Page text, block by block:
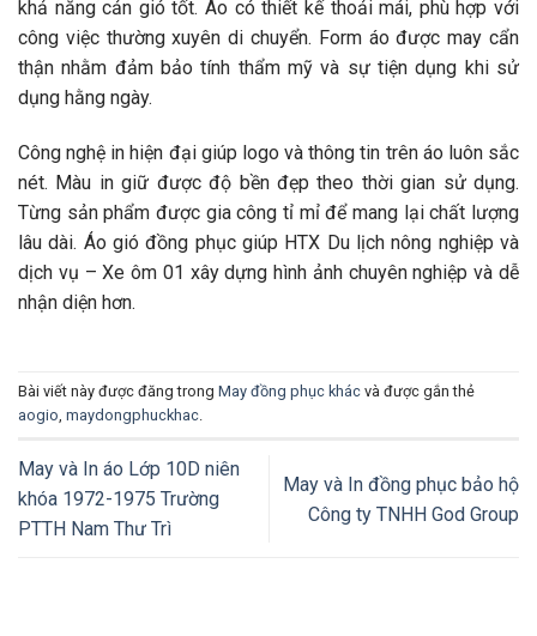
khả năng cản gió tốt. Áo có thiết kế thoải mái, phù hợp với
công việc thường xuyên di chuyển. Form áo được may cẩn
thận nhằm đảm bảo tính thẩm mỹ và sự tiện dụng khi sử
dụng hằng ngày.
Công nghệ in hiện đại giúp logo và thông tin trên áo luôn sắc
nét. Màu in giữ được độ bền đẹp theo thời gian sử dụng.
Từng sản phẩm được gia công tỉ mỉ để mang lại chất lượng
lâu dài. Áo gió đồng phục giúp HTX Du lịch nông nghiệp và
dịch vụ – Xe ôm 01 xây dựng hình ảnh chuyên nghiệp và dễ
nhận diện hơn.
Bài viết này được đăng trong May đồng phục khác và được gắn thẻ
aogio, maydongphuckhac.
May và In áo Lớp 10D niên
khóa 1972-1975 Trường
PTTH Nam Thư Trì
May và In đồng phục bảo hộ
Công ty TNHH God Group